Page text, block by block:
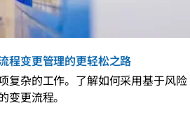
变更管理的更轻松之路
复杂的工作。了解如何采用基于风险
变更流程。